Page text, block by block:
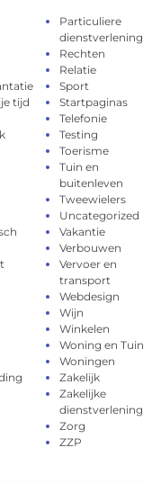
tijd
Particuliere
dienstverlening
Rechten
Relatie
Sport
Startpaginas
Telefonie
Testing
Toerisme
Tuin en
buitenleven
Tweewielers
Uncategorized
Vakantie
Verbouwen
Vervoer en
transport
Webdesign
Wijn
Winkelen
Woning en Tuin
Woningen
Zakelijk
Zakelijke
dienstverlening
Zorg
ZZP